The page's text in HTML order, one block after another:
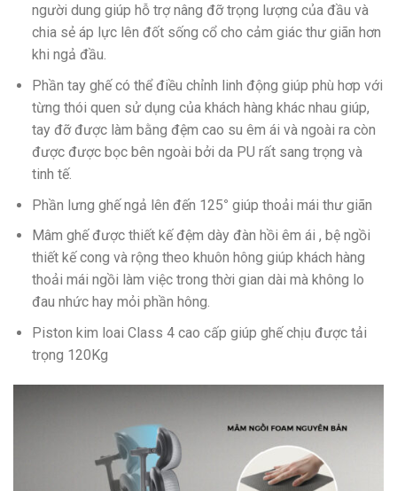
người dung giúp hỗ trợ nâng đỡ trọng lượng của đầu và
chia sẻ áp lực lên đốt sống cổ cho cảm giác thư giãn hơn
khi ngả đầu.
Phần tay ghế có thể điều chỉnh linh động giúp phù hơp với
từng thói quen sử dụng của khách hàng khác nhau giúp,
tay đỡ được làm bằng đệm cao su êm ái và ngoài ra còn
được được bọc bên ngoài bởi da PU rất sang trọng và
tinh tế.
Phần lưng ghế ngả lên đến 125° giúp thoải mái thư giãn
Mâm ghế được thiết kế đệm dày đàn hồi êm ái , bệ ngồi
thiết kế cong và rộng theo khuôn hông giúp khách hàng
thoải mái ngồi làm việc trong thời gian dài mà không lo
đau nhức hay mỏi phần hông.
Piston kim loai Class 4 cao cấp giúp ghế chịu được tải
trọng 120Kg